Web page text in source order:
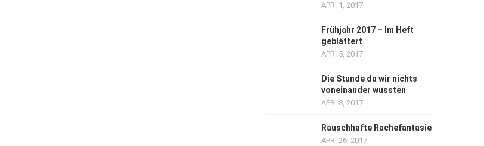
APR. 1, 2017
Frühjahr 2017 – Im Heft
geblättert
APR. 5, 2017
Die Stunde da wir nichts
voneinander wussten
APR. 8, 2017
Rauschhafte Rachefantasie
APR. 26, 2017